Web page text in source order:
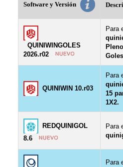
Software y Versión
QUINIWINGOLES
2026.r02
Para
QUINIWIN 10.r03
Para
15
1X2.
REDQUINIGOL
8.6
Para
Para